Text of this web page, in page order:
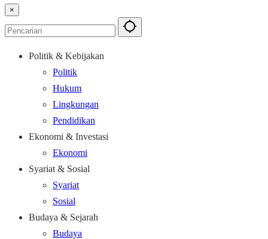
×
Politik & Kebijakan
Politik
Hukum
Lingkungan
Pendidikan
Ekonomi & Investasi
Ekonomi
Syariat & Sosial
Syariat
Sosial
Budaya & Sejarah
Budaya